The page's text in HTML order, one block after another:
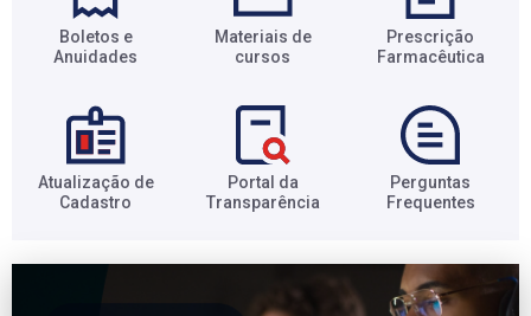
Boletos e
Anuidades​
Materiais de
cursos​
Prescrição
Farmacêutica​
Atualização de
Cadastro​
Portal da
Transparência​
Perguntas
Frequentes​